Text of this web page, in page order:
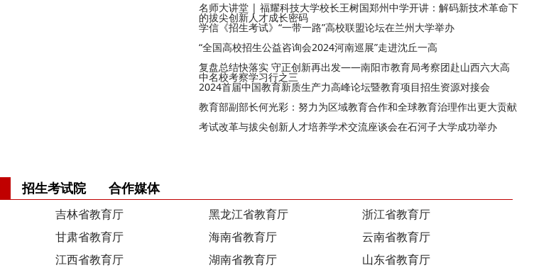
名师大讲堂 | 福耀科技大学校长王树国郑州中学开讲：解码新技术革命下
的拔尖创新人才成长密码
学信《招生考试》“一带一路”高校联盟论坛在兰州大学举办
“全国高校招生公益咨询会2024河南巡展”走进沈丘一高
复盘总结快落实 守正创新再出发——南阳市教育局考察团赴山西六大高
中名校考察学习行之三
2024首届中国教育新质生产力高峰论坛暨教育项目招生资源对接会
教育部副部长何光彩：努力为区域教育合作和全球教育治理作出更大贡献
考试改革与拔尖创新人才培养学术交流座谈会在石河子大学成功举办
招生考试院 合作媒体
吉林省教育厅 黑龙江省教育厅
浙江省教育厅
甘肃省教育厅 海南省教育厅
云南省教育厅
江西省教育厅 湖南省教育厅
山东省教育厅